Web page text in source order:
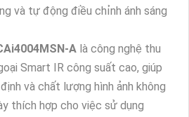
và tự động điều chỉnh ánh sáng
A là công nghệ thu
Smart IR công suất cao, giúp
và chất lượng hình ảnh không
thích hợp cho việc sử dụng